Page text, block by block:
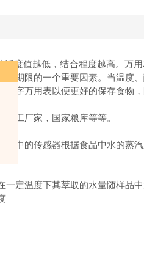
度值越低，结合程度越高。万
期限的一个重要因素。当温度
字万用表以便更好的保存食物，
工厂家，国家粮库等等。
中的传感器根据食品中水的蒸汽
定温度下其萃取的水量随样品